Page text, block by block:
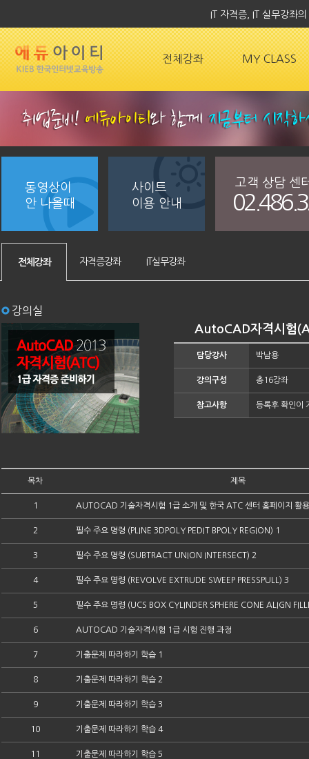
IT 자격증, IT 실무강좌
전체강좌 MY CLASS
동영상이
안 나올때
사이트
이용 안내
고객 상담 센
전체강좌 자격증강좌 IT실무강좌
강의실
AutoCAD자격시험
담당강사 박남용
강의구성 총16강좌
참고사항 등록후 확인이
목차 제목
1 AUTOCAD 기술자격시험 1급 소개 및 한국 ATC 센터 홈페이지 활용
2 필수 주요 명령 (PLINE 3DPOLY PEDIT BPOLY REGION) 1
3 필수 주요 명령 (SUBTRACT UNION INTERSECT) 2
4 필수 주요 명령 (REVOLVE EXTRUDE SWEEP PRESSPULL) 3
5 필수 주요 명령 (UCS BOX CYLINDER SPHERE CONE ALIGN
6 AUTOCAD 기술자격시험 1급 시험 진행 과정
7 기출문제 따라하기 학습 1
8 기출문제 따라하기 학습 2
9 기출문제 따라하기 학습 3
10 기출문제 따라하기 학습 4
11 기출문제 따라하기 학습 5